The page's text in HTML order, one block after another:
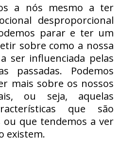
a nós mesmo a ter
desproporcional
parar e ter um
sobre como a nossa
ser influenciada pelas
passadas. Podemos
mais sobre os nossos
ou seja, aquelas
que são
ou que tendemos a ver
existem.